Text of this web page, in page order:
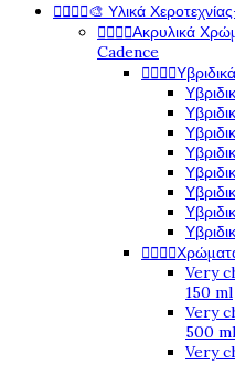
🎨 Υλικά
Ακρυλικά
Cadence


Very
150 ml
Very
500 ml
Very